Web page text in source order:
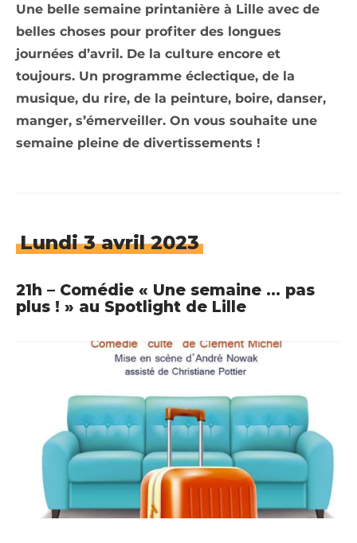
Une belle semaine printanière à Lille avec de
belles choses pour profiter des longues
journées d’avril. De la culture encore et
toujours. Un programme éclectique, de la
musique, du rire, de la peinture, boire, danser,
manger, s’émerveiller. On vous souhaite une
semaine pleine de divertissements !
Lundi 3 avril 2023
21h – Comédie « Une semaine … pas
plus ! » au Spotlight de Lille